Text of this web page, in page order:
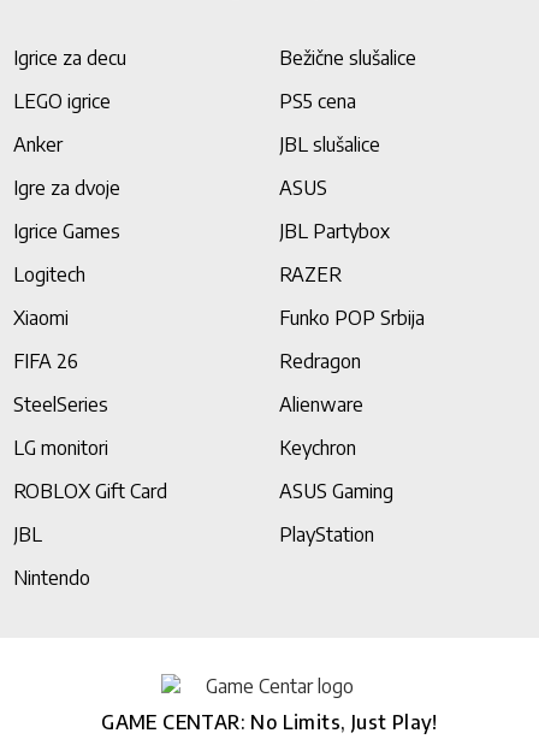
Igrice za decu
Bežične slušalice
LEGO igrice
PS5 cena
Anker
JBL slušalice
Igre za dvoje
ASUS
Igrice Games
JBL Partybox
Logitech
RAZER
Xiaomi
Funko POP Srbija
FIFA 26
Redragon
SteelSeries
Alienware
LG monitori
Keychron
ROBLOX Gift Card
ASUS Gaming
JBL
PlayStation
Nintendo
GAME CENTAR: No Limits, Just Play!